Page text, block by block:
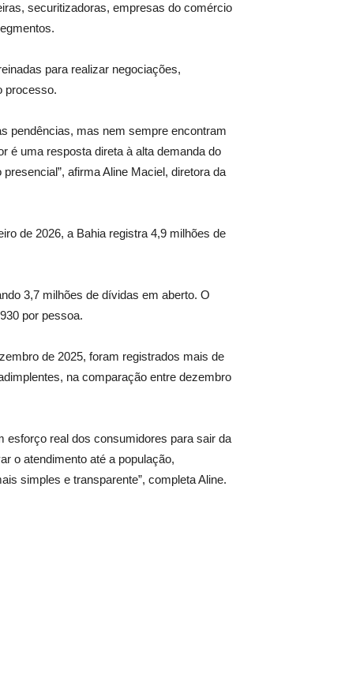
securitizadoras, empresas do comércio
para realizar negociações,
processo.
pendências, mas nem sempre encontram
é uma resposta direta à alta demanda do
afirma Aline Maciel, diretora da
de 2026, a Bahia registra 4,9 milhões de
3,7 milhões de dívidas em aberto. O
por pessoa.
de 2025, foram registrados mais de
na comparação entre dezembro
esforço real dos consumidores para sair da
o atendimento até a população,
simples e transparente”, completa Aline.